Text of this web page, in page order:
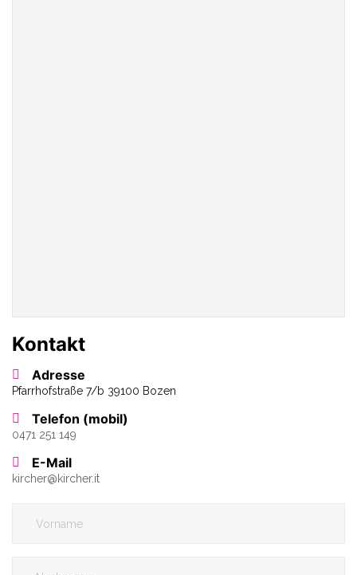
Kontakt
Adresse
Pfarrhofstraße 7/b 39100 Bozen
Telefon (mobil)
0471 251 149
E-Mail
kircher@kircher.it